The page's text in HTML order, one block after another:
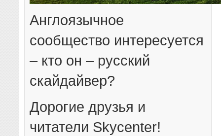
Англоязычное
сообщество интересуется
– кто он – русский
скайдайвер?
Дорогие друзья и
читатели Skycenter!